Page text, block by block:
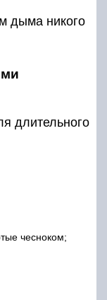
дыма никого
длительного
чесноком;